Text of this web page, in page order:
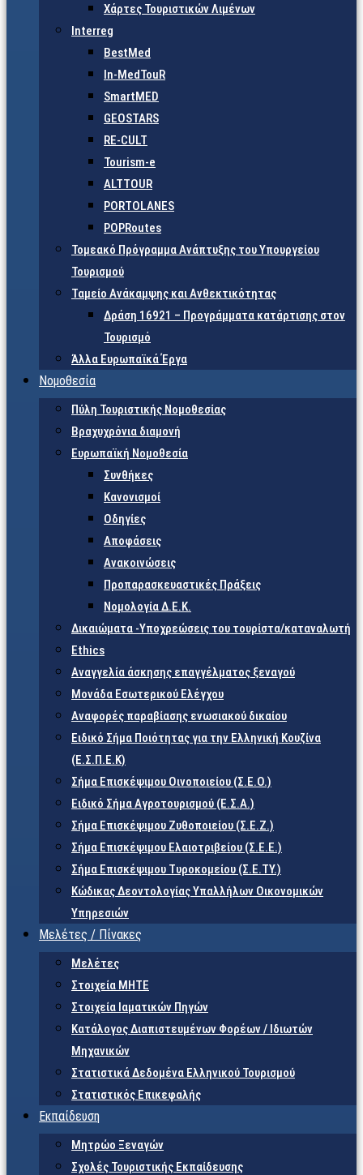
Χάρτες Τουριστικών Λιμένων
Interreg
BestMed
In-MedTouR
SmartMED
GEOSTARS
RE-CULT
Tourism-e
ALTTOUR
PORTOLANES
POPRoutes
Τομεακό Πρόγραμμα Ανάπτυξης του Υπουργείου
Τουρισμού
Ταμείο Ανάκαμψης και Ανθεκτικότητας
Δράση 16921 – Προγράμματα κατάρτισης στον
Τουρισμό
Άλλα Ευρωπαϊκά Έργα
Νομοθεσία
Πύλη Τουριστικής Νομοθεσίας
Βραχυχρόνια διαμονή
Ευρωπαϊκή Νομοθεσία
Συνθήκες
Κανονισμοί
Οδηγίες
Αποφάσεις
Ανακοινώσεις
Προπαρασκευαστικές Πράξεις
Νομολογία Δ.Ε.Κ.
Δικαιώματα -Υποχρεώσεις του τουρίστα/καταναλωτή
Ethics
Αναγγελία άσκησης επαγγέλματος ξεναγού
Μονάδα Εσωτερικού Ελέγχου
Αναφορές παραβίασης ενωσιακού δικαίου
Ειδικό Σήμα Ποιότητας για την Ελληνική Κουζίνα
(Ε.Σ.Π.Ε.Κ)
Σήμα Επισκέψιμου Οινοποιείου (Σ.Ε.Ο.)
Ειδικό Σήμα Αγροτουρισμού (Ε.Σ.Α.)
Σήμα Επισκέψιμου Ζυθοποιείου (Σ.Ε.Ζ.)
Σήμα Επισκέψιμου Ελαιοτριβείου (Σ.Ε.Ε.)
Σήμα Επισκέψιμου Τυροκομείου (Σ.Ε.TY.)
Κώδικας Δεοντολογίας Υπαλλήλων Οικονομικών
Υπηρεσιών
Μελέτες / Πίνακες
Μελέτες
Στοιχεία ΜΗΤΕ
Στοιχεία Ιαματικών Πηγών
Κατάλογος Διαπιστευμένων Φορέων / Ιδιωτών
Μηχανικών
Στατιστικά Δεδομένα Ελληνικού Τουρισμού
Στατιστικός Επικεφαλής
Εκπαίδευση
Μητρώο Ξεναγών
Σχολές Τουριστικής Εκπαίδευσης